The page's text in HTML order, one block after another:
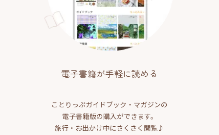
電子書籍が手軽に読める
ことりっぷガイドブック・マガジンの
電子書籍版の購入ができます。
旅行・お出かけ中にさくさく閲覧♪